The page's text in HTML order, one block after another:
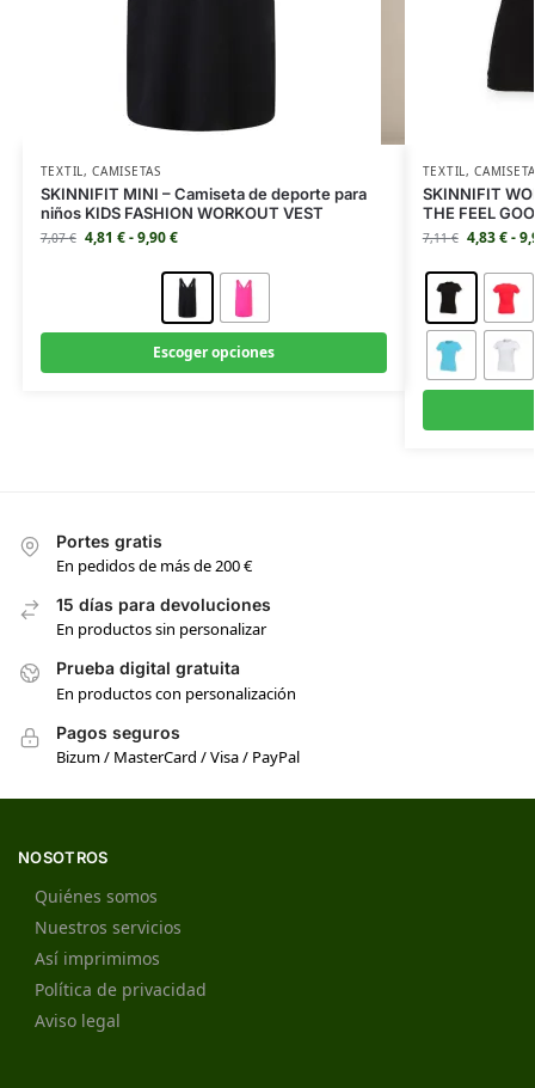
TEXTIL ,CAMISETAS
SKINNIFIT MINI – Camiseta de deporte para
niños KIDS FASHION WORKOUT VEST
7,07€ 4,81 €-9,90€
Escoger opciones
TEXTIL ,
SKINNIFIT
THE FEEL
7,11€ 4,83€-
Portes gratis
En pedidos de más de 200 €
15 días para devoluciones
En productos sin personalizar
Prueba digital gratuita
En productos con personalización
Pagos seguros
Bizum / MasterCard / Visa / PayPal
NOSOTROS
Quiénes somos
Nuestros servicios
Así imprimimos
Política de privacidad
Aviso legal